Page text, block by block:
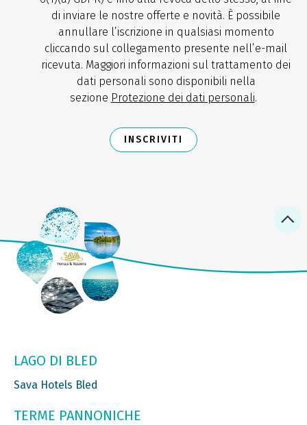
di inviare le nostre offerte e novità. È possibile
annullare l’iscrizione in qualsiasi momento
cliccando sul collegamento presente nell’e-mail
ricevuta. Maggiori informazioni sul trattamento dei
dati personali sono disponibili nella
sezione Protezione dei dati personali.
INSCRIVITI
LAGO DI BLED
Sava Hotels Bled
TERME PANNONICHE